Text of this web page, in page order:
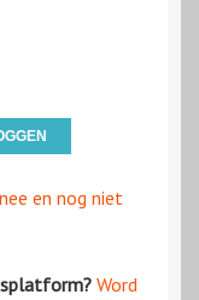
en nog niet
Word